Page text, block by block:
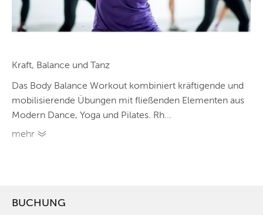
Kraft, Balance und Tanz
Das Body Balance Workout kombiniert kräftigende und
mobilisierende Übungen mit fließenden Elementen aus
Modern Dance, Yoga und Pilates. Rh...
mehr
BUCHUNG